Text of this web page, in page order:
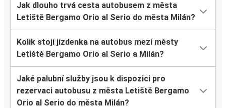
Jak dlouho trvá cesta autobusem z města
Letiště Bergamo Orio al Serio do města Milán?
Kolik stojí jízdenka na autobus mezi městy
Letiště Bergamo Orio al Serio a Milán?
Jaké palubní služby jsou k dispozici pro
rezervaci autobusu z města Letiště Bergamo
Orio al Serio do města Milán?